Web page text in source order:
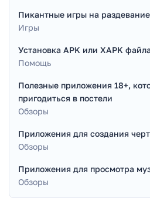
Пикантные игры на
Игры
Установка APK или XAPK
Помощь
Полезные приложения 18+,
пригодиться в постели
Обзоры
Приложения для создания
Обзоры
Приложения для просмотра
Обзоры